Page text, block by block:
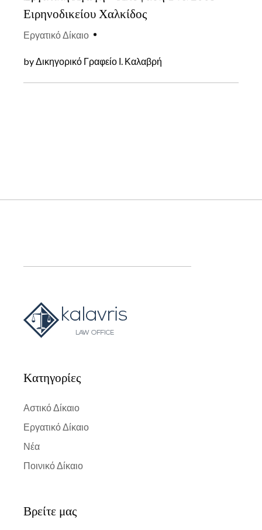
Ειρηνοδικείου Χαλκίδος
Εργατικό Δίκαιο
by Δικηγορικό Γραφείο Ι. Καλαβρή
Kατηγορίες
Αστικό Δίκαιο
Εργατικό Δίκαιο
Νέα
Ποινικό Δίκαιο
Βρείτε μας